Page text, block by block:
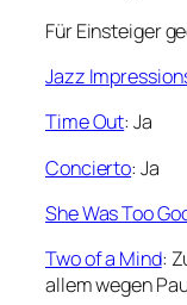
Für Einsteiger
Jazz
Time Out: Ja
Concierto: Ja
She Was Too
Two of a Mind:
allem wegen